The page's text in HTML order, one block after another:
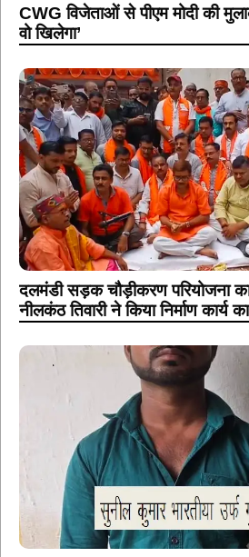
CWG विजेताओं से पीएम मोदी की
वो खिलेगा’
दलमंडी सड़क चौड़ीकरण परियोजना
नीलकंठ तिवारी ने किया निर्माण कार्य